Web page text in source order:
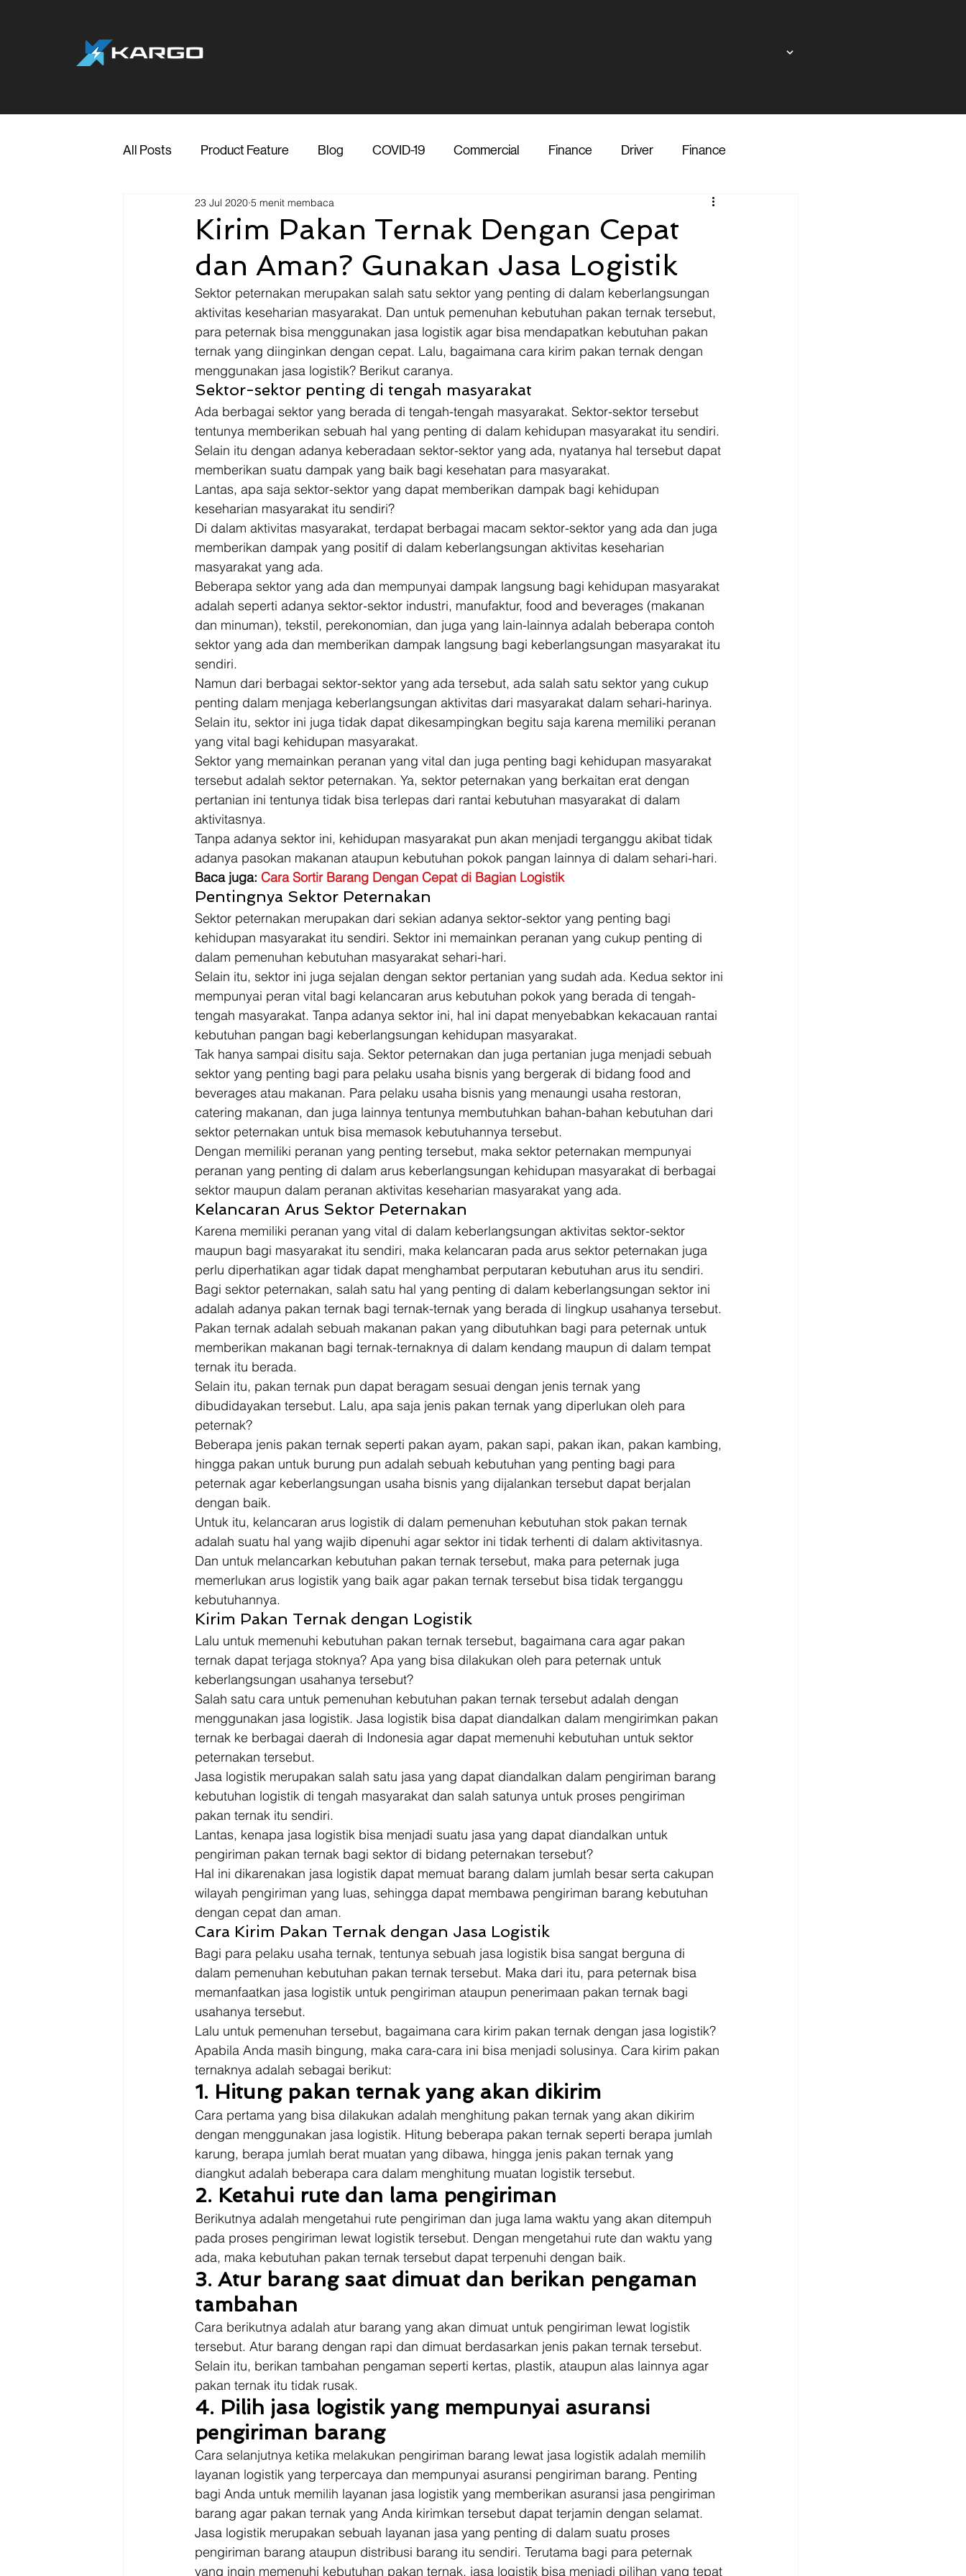
All Posts Product Feature Blog COVID-19 Commercial Finance Driver Finance
Marketing Media
Transporter Support Blog Vendor Shipper Media COVID-19 Finance
Jakarta
Kirim Pakan Ternak Dengan Cepat
dan Aman? Gunakan Jasa Logistik
23 Jul 2020 5 menit membaca
Sektor peternakan merupakan salah satu sektor yang penting di dalam keberlangsungan
aktivitas keseharian masyarakat. Dan untuk pemenuhan kebutuhan pakan ternak tersebut,
para peternak bisa menggunakan jasa logistik agar bisa mendapatkan kebutuhan pakan
ternak yang diinginkan dengan cepat. Lalu, bagaimana cara kirim pakan ternak dengan
menggunakan jasa logistik? Berikut caranya.
Sektor-sektor penting di tengah masyarakat
Ada berbagai sektor yang berada di tengah-tengah masyarakat. Sektor-sektor tersebut
tentunya memberikan sebuah hal yang penting di dalam kehidupan masyarakat itu sendiri.
Selain itu dengan adanya keberadaan sektor-sektor yang ada, nyatanya hal tersebut dapat
memberikan suatu dampak yang baik bagi kesehatan para masyarakat.
Lantas, apa saja sektor-sektor yang dapat memberikan dampak bagi kehidupan
keseharian masyarakat itu sendiri?
Di dalam aktivitas masyarakat, terdapat berbagai macam sektor-sektor yang ada dan juga
memberikan dampak yang positif di dalam keberlangsungan aktivitas keseharian
masyarakat yang ada.
Beberapa sektor yang ada dan mempunyai dampak langsung bagi kehidupan masyarakat
adalah seperti adanya sektor-sektor industri, manufaktur, food and beverages (makanan
dan minuman), tekstil, perekonomian, dan juga yang lain-lainnya adalah beberapa contoh
sektor yang ada dan memberikan dampak langsung bagi keberlangsungan masyarakat itu
sendiri.
Namun dari berbagai sektor-sektor yang ada tersebut, ada salah satu sektor yang cukup
penting dalam menjaga keberlangsungan aktivitas dari masyarakat dalam sehari-harinya.
Selain itu, sektor ini juga tidak dapat dikesampingkan begitu saja karena memiliki peranan
yang vital bagi kehidupan masyarakat.
Sektor yang memainkan peranan yang vital dan juga penting bagi kehidupan masyarakat
tersebut adalah sektor peternakan. Ya, sektor peternakan yang berkaitan erat dengan
pertanian ini tentunya tidak bisa terlepas dari rantai kebutuhan masyarakat di dalam
aktivitasnya.
Tanpa adanya sektor ini, kehidupan masyarakat pun akan menjadi terganggu akibat tidak
adanya pasokan makanan ataupun kebutuhan pokok pangan lainnya di dalam sehari-hari.
Baca juga: Cara Sortir Barang Dengan Cepat di Bagian Logistik
Pentingnya Sektor Peternakan
Sektor peternakan merupakan dari sekian adanya sektor-sektor yang penting bagi
kehidupan masyarakat itu sendiri. Sektor ini memainkan peranan yang cukup penting di
dalam pemenuhan kebutuhan masyarakat sehari-hari.
Selain itu, sektor ini juga sejalan dengan sektor pertanian yang sudah ada. Kedua sektor ini
mempunyai peran vital bagi kelancaran arus kebutuhan pokok yang berada di tengah-
tengah masyarakat. Tanpa adanya sektor ini, hal ini dapat menyebabkan kekacauan rantai
kebutuhan pangan bagi keberlangsungan kehidupan masyarakat.
Tak hanya sampai disitu saja. Sektor peternakan dan juga pertanian juga menjadi sebuah
sektor yang penting bagi para pelaku usaha bisnis yang bergerak di bidang food and
beverages atau makanan. Para pelaku usaha bisnis yang menaungi usaha restoran,
catering makanan, dan juga lainnya tentunya membutuhkan bahan-bahan kebutuhan dari
sektor peternakan untuk bisa memasok kebutuhannya tersebut.
Dengan memiliki peranan yang penting tersebut, maka sektor peternakan mempunyai
peranan yang penting di dalam arus keberlangsungan kehidupan masyarakat di berbagai
sektor maupun dalam peranan aktivitas keseharian masyarakat yang ada.
Kelancaran Arus Sektor Peternakan
Karena memiliki peranan yang vital di dalam keberlangsungan aktivitas sektor-sektor
maupun bagi masyarakat itu sendiri, maka kelancaran pada arus sektor peternakan juga
perlu diperhatikan agar tidak dapat menghambat perputaran kebutuhan arus itu sendiri.
Bagi sektor peternakan, salah satu hal yang penting di dalam keberlangsungan sektor ini
adalah adanya pakan ternak bagi ternak-ternak yang berada di lingkup usahanya tersebut.
Pakan ternak adalah sebuah makanan pakan yang dibutuhkan bagi para peternak untuk
memberikan makanan bagi ternak-ternaknya di dalam kendang maupun di dalam tempat
ternak itu berada.
Selain itu, pakan ternak pun dapat beragam sesuai dengan jenis ternak yang
dibudidayakan tersebut. Lalu, apa saja jenis pakan ternak yang diperlukan oleh para
peternak?
Beberapa jenis pakan ternak seperti pakan ayam, pakan sapi, pakan ikan, pakan kambing,
hingga pakan untuk burung pun adalah sebuah kebutuhan yang penting bagi para
peternak agar keberlangsungan usaha bisnis yang dijalankan tersebut dapat berjalan
dengan baik.
Untuk itu, kelancaran arus logistik di dalam pemenuhan kebutuhan stok pakan ternak
adalah suatu hal yang wajib dipenuhi agar sektor ini tidak terhenti di dalam aktivitasnya.
Dan untuk melancarkan kebutuhan pakan ternak tersebut, maka para peternak juga
memerlukan arus logistik yang baik agar pakan ternak tersebut bisa tidak terganggu
kebutuhannya.
Kirim Pakan Ternak dengan Logistik
Lalu untuk memenuhi kebutuhan pakan ternak tersebut, bagaimana cara agar pakan
ternak dapat terjaga stoknya? Apa yang bisa dilakukan oleh para peternak untuk
keberlangsungan usahanya tersebut?
Salah satu cara untuk pemenuhan kebutuhan pakan ternak tersebut adalah dengan
menggunakan jasa logistik. Jasa logistik bisa dapat diandalkan dalam mengirimkan pakan
ternak ke berbagai daerah di Indonesia agar dapat memenuhi kebutuhan untuk sektor
peternakan tersebut.
Jasa logistik merupakan salah satu jasa yang dapat diandalkan dalam pengiriman barang
kebutuhan logistik di tengah masyarakat dan salah satunya untuk proses pengiriman
pakan ternak itu sendiri.
Lantas, kenapa jasa logistik bisa menjadi suatu jasa yang dapat diandalkan untuk
pengiriman pakan ternak bagi sektor di bidang peternakan tersebut?
Hal ini dikarenakan jasa logistik dapat memuat barang dalam jumlah besar serta cakupan
wilayah pengiriman yang luas, sehingga dapat membawa pengiriman barang kebutuhan
dengan cepat dan aman.
Cara Kirim Pakan Ternak dengan Jasa Logistik
Bagi para pelaku usaha ternak, tentunya sebuah jasa logistik bisa sangat berguna di
dalam pemenuhan kebutuhan pakan ternak tersebut. Maka dari itu, para peternak bisa
memanfaatkan jasa logistik untuk pengiriman ataupun penerimaan pakan ternak bagi
usahanya tersebut.
Lalu untuk pemenuhan tersebut, bagaimana cara kirim pakan ternak dengan jasa logistik?
Apabila Anda masih bingung, maka cara-cara ini bisa menjadi solusinya. Cara kirim pakan
ternaknya adalah sebagai berikut:
1. Hitung pakan ternak yang akan dikirim
Cara pertama yang bisa dilakukan adalah menghitung pakan ternak yang akan dikirim
dengan menggunakan jasa logistik. Hitung beberapa pakan ternak seperti berapa jumlah
karung, berapa jumlah berat muatan yang dibawa, hingga jenis pakan ternak yang
diangkut adalah beberapa cara dalam menghitung muatan logistik tersebut.
2. Ketahui rute dan lama pengiriman
Berikutnya adalah mengetahui rute pengiriman dan juga lama waktu yang akan ditempuh
pada proses pengiriman lewat logistik tersebut. Dengan mengetahui rute dan waktu yang
ada, maka kebutuhan pakan ternak tersebut dapat terpenuhi dengan baik.
3. Atur barang saat dimuat dan berikan pengaman
tambahan
Cara berikutnya adalah atur barang yang akan dimuat untuk pengiriman lewat logistik
tersebut. Atur barang dengan rapi dan dimuat berdasarkan jenis pakan ternak tersebut.
Selain itu, berikan tambahan pengaman seperti kertas, plastik, ataupun alas lainnya agar
pakan ternak itu tidak rusak.
4. Pilih jasa logistik yang mempunyai asuransi
pengiriman barang
Cara selanjutnya ketika melakukan pengiriman barang lewat jasa logistik adalah memilih
layanan logistik yang terpercaya dan mempunyai asuransi pengiriman barang. Penting
bagi Anda untuk memilih layanan jasa logistik yang memberikan asuransi jasa pengiriman
barang agar pakan ternak yang Anda kirimkan tersebut dapat terjamin dengan selamat.
Jasa logistik merupakan sebuah layanan jasa yang penting di dalam suatu proses
pengiriman barang ataupun distribusi barang itu sendiri. Terutama bagi para peternak
yang ingin memenuhi kebutuhan pakan ternak, jasa logistik bisa menjadi pilihan yang tepat